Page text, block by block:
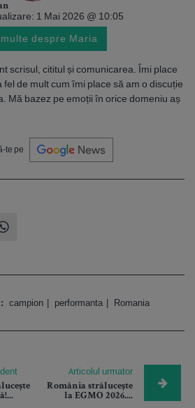
1 Mai 2026 @ 10:05
despre Maria
scrisul, cititul și comunicarea. Îmi place
de mult cum îmi place să am o discuție
Mă bazez pe emoții în orice domeniu aș
te pe
campion performanta Romania
Articolul urmator
România strălucește
la EGMO 2026....